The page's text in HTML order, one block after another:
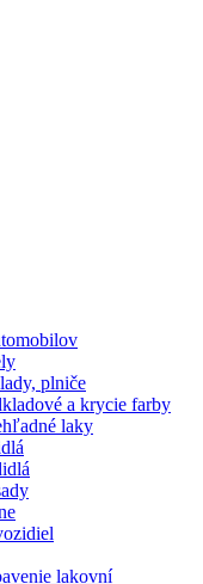
plniče
a krycie farby
laky
lakovní